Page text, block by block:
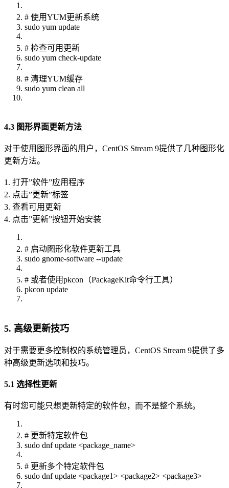
# 使用YUM更新系统
sudo yum update
# 检查可用更新
sudo yum check-update
# 清理YUM缓存
sudo yum clean all
4.3 图形界面更新方法
对于使用图形界面的用户，CentOS Stream 9提供了几种图形化
更新方法。
1. 打开”软件”应用程序
2. 点击”更新”标签
3. 查看可用更新
4. 点击”更新”按钮开始安装
# 启动图形化软件更新工具
sudo gnome-software --update
# 或者使用pkcon（PackageKit命令行工具）
pkcon update
5. 高级更新技巧
对于需要更多控制权的系统管理员，CentOS Stream 9提供了多
种高级更新选项和技巧。
5.1 选择性更新
有时您可能只想更新特定的软件包，而不是整个系统。
# 更新特定软件包
sudo dnf update <package_name>
# 更新多个特定软件包
sudo dnf update <package1> <package2> <package3>